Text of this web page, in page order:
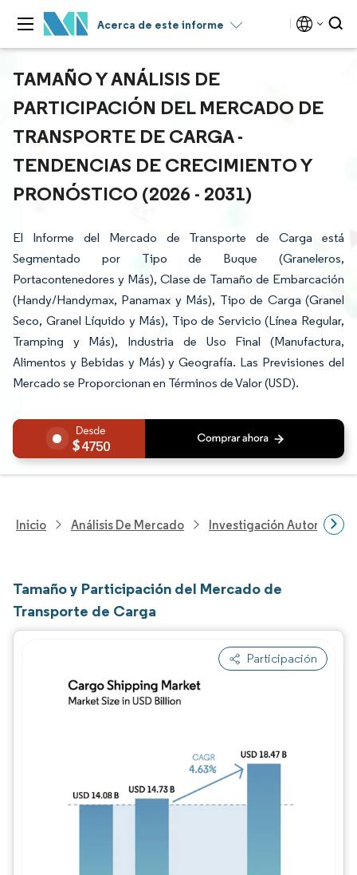
Acerca de este informe
TAMAÑO Y ANÁLISIS DE
PARTICIPACIÓN DEL MERCADO DE
TRANSPORTE DE CARGA -
TENDENCIAS DE CRECIMIENTO Y
PRONÓSTICO (2026 - 2031)
El Informe del Mercado de Transporte de Carga está
Segmentado por Tipo de Buque (Graneleros,
Portacontenedores y Más), Clase de Tamaño de Embarcación
(Handy/Handymax, Panamax y Más), Tipo de Carga (Granel
Seco, Granel Líquido y Más), Tipo de Servicio (Línea Regular,
Tramping y Más), Industria de Uso Final (Manufactura,
Alimentos y Bebidas y Más) y Geografía. Las Previsiones del
Mercado se Proporcionan en Términos de Valor (USD).
4750
Inicio Análisis De Mercado Investigación Automotriz
Tamaño y Participación del Mercado de
Transporte de Carga
Participación